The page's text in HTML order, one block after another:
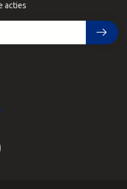
acties